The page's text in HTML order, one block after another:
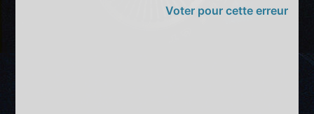
Voter pour cette erreur